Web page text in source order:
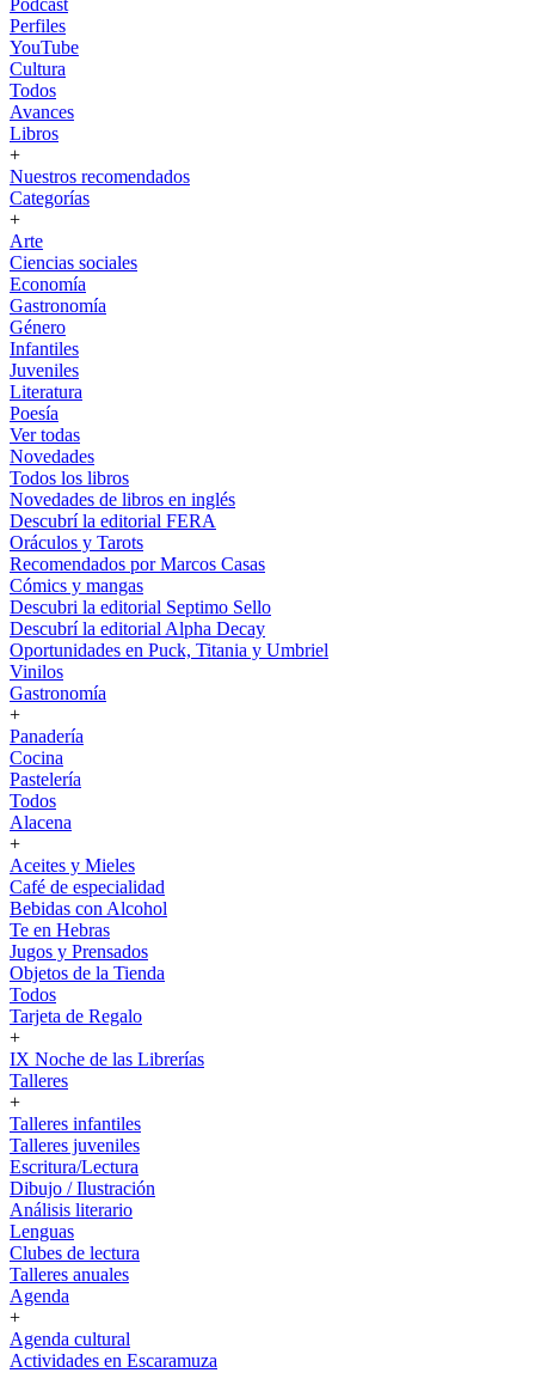
Podcast
Perfiles
YouTube
Cultura
Todos
Avances
Libros
+
Nuestros recomendados
Categorías
+
Arte
Ciencias sociales
Economía
Gastronomía
Género
Infantiles
Juveniles
Literatura
Poesía
Ver todas
Novedades
Todos los libros
Novedades de libros en inglés
Descubrí la editorial FERA
Oráculos y Tarots
Recomendados por Marcos Casas
Cómics y mangas
Descubri la editorial Septimo Sello
Descubrí la editorial Alpha Decay
Oportunidades en Puck, Titania y Umbriel
Vinilos
Gastronomía
+
Panadería
Cocina
Pastelería
Todos
Alacena
+
Aceites y Mieles
Café de especialidad
Bebidas con Alcohol
Te en Hebras
Jugos y Prensados
Objetos de la Tienda
Todos
Tarjeta de Regalo
+
IX Noche de las Librerías
Talleres
+
Talleres infantiles
Talleres juveniles
Escritura/Lectura
Dibujo / Ilustración
Análisis literario
Lenguas
Clubes de lectura
Talleres anuales
Agenda
+
Agenda cultural
Actividades en Escaramuza